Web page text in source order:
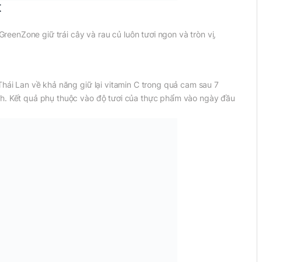
giữ trái cây và rau củ luôn tươi ngon và tròn vị,
Lan về khả năng giữ lại vitamin C trong quả cam sau 7
Kết quả phụ thuộc vào độ tươi của thực phẩm vào ngày đầu